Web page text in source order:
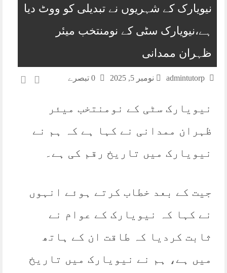
نیویارک کے شہریوں نے تبدیلی کو ووٹ دیا
ہے،نیویارک سٹی کے نومنتخب میئر
ظہران ممدانی
admintutorp نومبر 5, 2025
نیویارک سٹی کے نومنتخب میئر
ظہران ممدانی نے کہا ہے کہ ہم نے
نیویارک میں تاریخ رقم کی ہے۔
جیت کے بعد خطاب کرتے ہوئے انہوں
نے کہا کہ نیویارک کے عوام نے
ثابت کردیا کہ طاقت ان کے ہاتھ
میں ہے، ہم نے نیویارک میں تاریخ